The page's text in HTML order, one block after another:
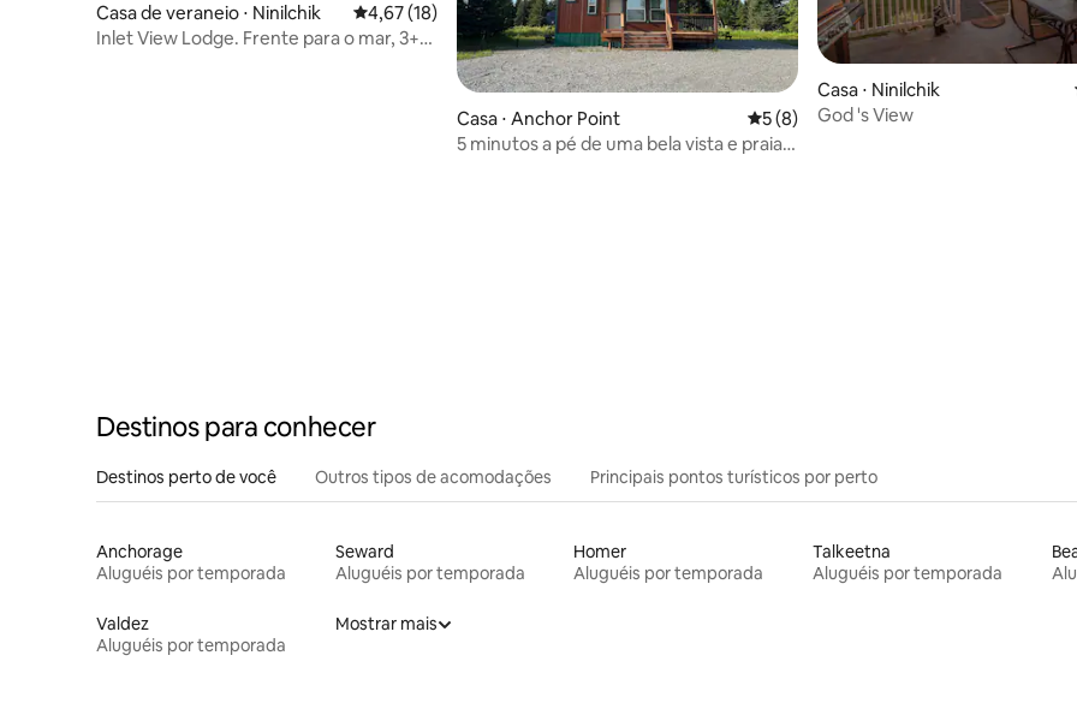
Casa de veraneio ⋅ Ninilchik 4,67 de uma avaliação média de 5, 18 avaliações
4,67 (18)
Inlet View Lodge. Frente para o mar, 3+
Casa ⋅ Anchor Point 5 de uma avaliação média de 5, 8
5 (8)
5 minutos a pé de uma bela vista e praia
Casa ⋅ Ninilchik
God 's View
Destinos para conhecer
Destinos perto de você Outros tipos de acomodações Principais pontos turísticos por perto
Anchorage
Aluguéis por temporada
Seward
Aluguéis por temporada
Homer
Aluguéis por temporada
Talkeetna
Aluguéis por temporada
Valdez
Aluguéis por temporada
Mostrar mais